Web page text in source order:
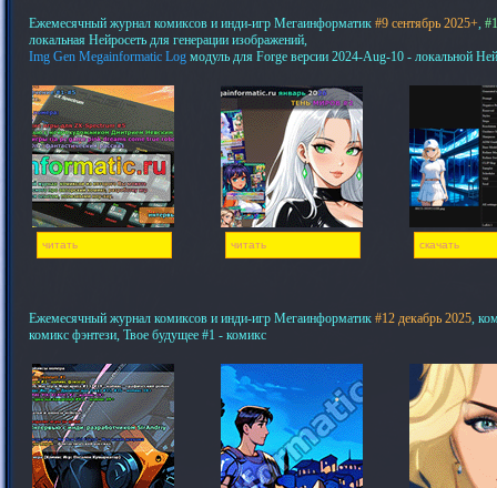
Ежемесячный журнал комиксов и инди-игр Мегаинформатик #9 сентябрь 2025+,
локальная Нейросеть для генерации изображений,
Img Gen Megainformatic Log модуль для Forge версии 2024-Aug-10 - локальной
читать читать скачать
Ежемесячный журнал комиксов и инди-игр Мегаинформатик #12 декабрь 2025,
комикс фэнтези, Твое будущее #1 - комикс